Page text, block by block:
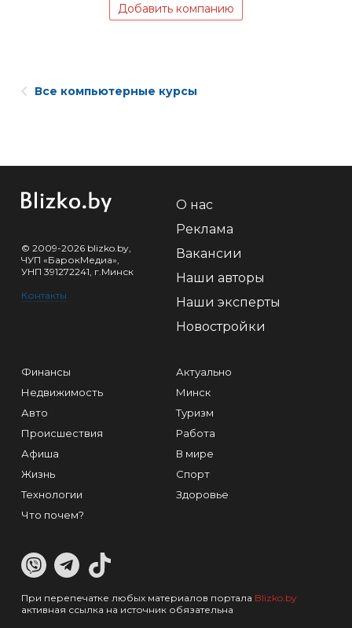
Добавить компанию
Все компьютерные курсы
© 2009-2026 blizko.by,
ЧУП «БарокМедиа»,
УНП 391272241, г.Минск
Контакты
О нас
Реклама
Вакансии
Наши авторы
Наши эксперты
Новостройки
Финансы
Недвижимость
Авто
Происшествия
Афиша
Жизнь
Технологии
Что почем?
Актуально
Минск
Туризм
Работа
В мире
Спорт
Здоровье
При перепечатке любых материалов портала Blizko.by
активная ссылка на источник обязательна